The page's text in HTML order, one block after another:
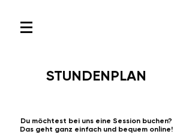
STUNDENPLAN
Du möchtest bei uns eine Session buchen?
Das geht ganz einfach und bequem online!